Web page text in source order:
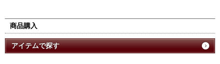
商品購入
アイテムで探す